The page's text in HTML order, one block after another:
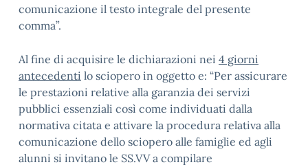
comunicazione il testo integrale del presente
comma”.
Al fine di acquisire le dichiarazioni nei 4 giorni
antecedenti lo sciopero in oggetto e: “Per assicurare
le prestazioni relative alla garanzia dei servizi
pubblici essenziali così come individuati dalla
normativa citata e attivare la procedura relativa alla
comunicazione dello sciopero alle famiglie ed agli
alunni si invitano le SS.VV a compilare